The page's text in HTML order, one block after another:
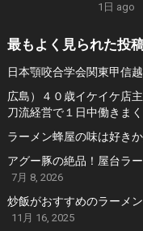
1日 ago
最もよく見られた投
日本顎咬合学会関東甲信
広島）４０歳イケイケ店
刀流経営で１日中働きま
ラーメン蜂屋の味は好き
アグー豚の絶品！屋台ラ
7月 8, 2026
炒飯がおすすめのラーメ
11月 16, 2025